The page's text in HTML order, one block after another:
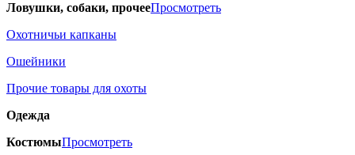
Ловушки, собаки, прочееПросмотреть
Охотничьи капканы
Ошейники
Прочие товары для охоты
Одежда
КостюмыПросмотреть